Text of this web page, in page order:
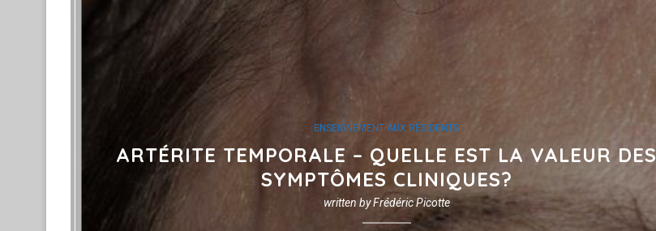
ENSEIGNEMENT AUX RÉSIDENTS
ARTÉRITE TEMPORALE – QUELLE EST LA VALEUR DES
SYMPTÔMES CLINIQUES?
written byFrédéric Picotte